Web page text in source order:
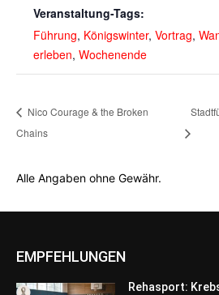
Veranstaltung-Tags:
Führung, Königswinter, Vortrag,
erleben, Wochenende
Nico Courage & the Broken
Chains
Alle Angaben ohne Gewähr.
EMPFEHLUNGEN
Rehasport: